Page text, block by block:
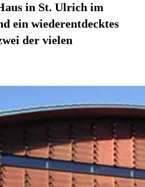
in St. Ulrich im
ein wiederentdecktes
der vielen